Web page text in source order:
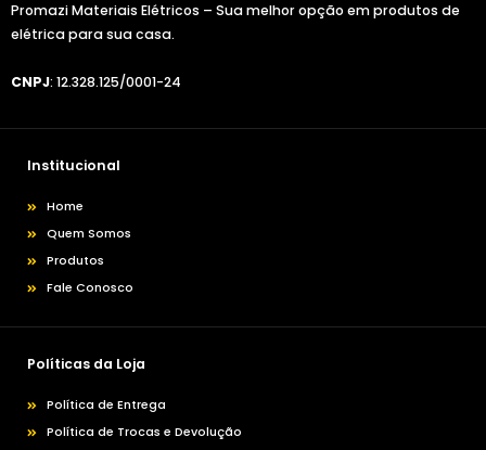
Promazi Materiais Elétricos – Sua melhor opção em produtos de
elétrica para sua casa.
CNPJ: 12.328.125/0001-24
Institucional
Home
Quem Somos
Produtos
Fale Conosco
Políticas da Loja
Política de Entrega
Política de Trocas e Devolução